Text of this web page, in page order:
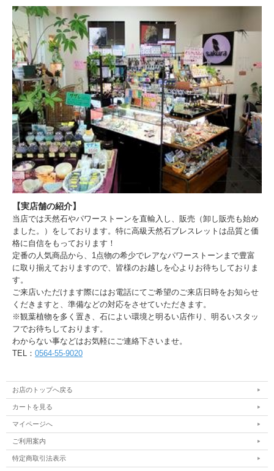
【実店舗の紹介】
当店では天然石やパワーストーンを直輸入し、販売（卸し販売も始め
ました。）をしております。特に高級天然石ブレスレットは品質と価
格に自信をもっております！
定番の人気商品から、1点物の希少でレアなパワーストーンまで豊富
に取り揃えておりますので、皆様のお越しを心よりお待ちしておりま
す。
ご来店いただけます際にはお電話にてご希望のご来店日時をお知らせ
くだきますと、準備などの対応をさせていただきます。
※観葉植物を多く置き、石によい環境と明るい店作り、明るいスタッ
フでお待ちしております。
わからない事などはお気軽にご連絡下さいませ。
TEL： 0564-55-9020
お店のトップへ戻る
カートを見る
マイページへ
ご利用案内
特定商取引法表示